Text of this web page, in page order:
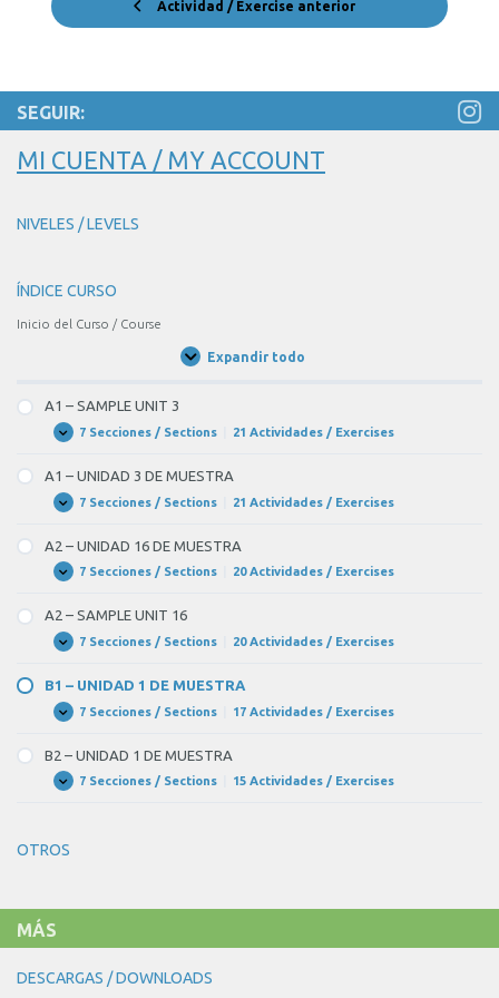
Actividad / Exercise anterior
SEGUIR:
MI CUENTA / MY ACCOUNT
NIVELES / LEVELS
ÍNDICE CURSO
Inicio del Curso / Course
Expandir todo
Unidades
A1 – SAMPLE UNIT 3
Expandir
A1
SAMPLE
UNIT
3
7 Secciones / Sections 21 Actividades / Exercises
A1 – UNIDAD 3 DE MUESTRA
Expandir
A1
UNIDAD
3
DE
MUESTRA
7 Secciones / Sections 21 Actividades / Exercises
A2 – UNIDAD 16 DE MUESTRA
Expandir
A2
UNIDAD
16
DE
MUESTRA
7 Secciones / Sections 20 Actividades / Exercises
A2 – SAMPLE UNIT 16
Expandir
A2
SAMPLE
UNIT
16
7 Secciones / Sections 20 Actividades / Exercises
B1 – UNIDAD 1 DE MUESTRA
Expandir
B1
UNIDAD
1
DE
MUESTRA
7 Secciones / Sections 17 Actividades / Exercises
B2 – UNIDAD 1 DE MUESTRA
Expandir
B2
DE
7 Secciones / Sections 15 Actividades / Exercises
OTROS
MÁS
DESCARGAS / DOWNLOADS